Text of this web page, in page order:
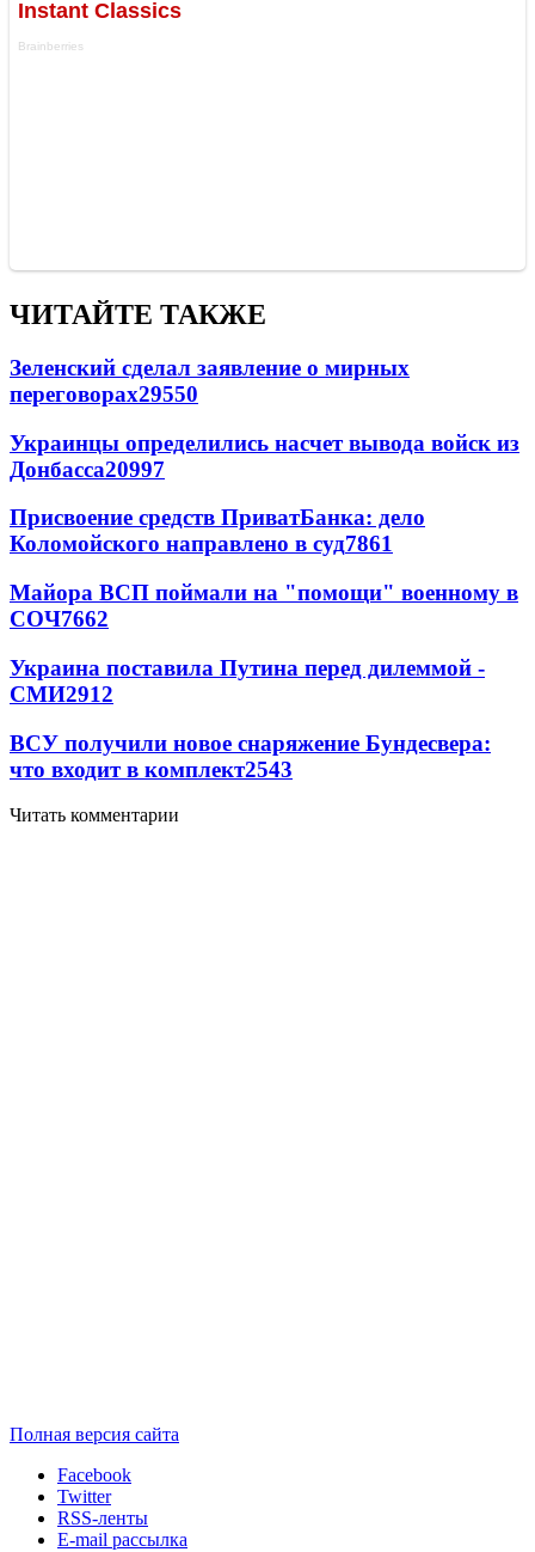
ЧИТАЙТЕ ТАКЖЕ
Зеленский сделал заявление о мирных
переговорах29550
Украинцы определились насчет вывода войск из
Донбасса20997
Присвоение средств ПриватБанка: дело
Коломойского направлено в суд7861
Майора ВСП поймали на "помощи" военному в
СОЧ7662
Украина поставила Путина перед дилеммой -
СМИ2912
ВСУ получили новое снаряжение Бундесвера:
что входит в комплект2543
Читать комментарии
Полная версия сайта
Facebook
Twitter
RSS-ленты
E-mail рассылка